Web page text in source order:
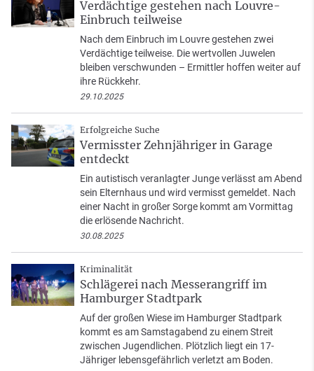
Verdächtige gestehen nach Louvre-
Einbruch teilweise
Nach dem Einbruch im Louvre gestehen zwei
Verdächtige teilweise. Die wertvollen Juwelen
bleiben verschwunden – Ermittler hoffen weiter auf
ihre Rückkehr.
29.10.2025
Erfolgreiche Suche
Vermisster Zehnjähriger in Garage
entdeckt
Ein autistisch veranlagter Junge verlässt am Abend
sein Elternhaus und wird vermisst gemeldet. Nach
einer Nacht in großer Sorge kommt am Vormittag
die erlösende Nachricht.
30.08.2025
Kriminalität
Schlägerei nach Messerangriff im
Hamburger Stadtpark
Auf der großen Wiese im Hamburger Stadtpark
kommt es am Samstagabend zu einem Streit
zwischen Jugendlichen. Plötzlich liegt ein 17-
Jähriger lebensgefährlich verletzt am Boden.